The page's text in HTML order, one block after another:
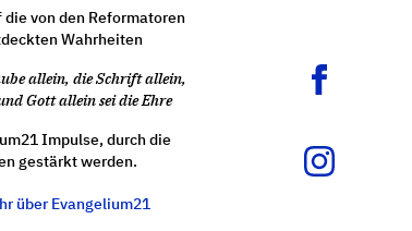
von den Reformatoren
Wahrheiten
allein, die Schrift allein,
Gott allein sei die Ehre
Impulse, durch die
gestärkt werden.
über Evangelium21